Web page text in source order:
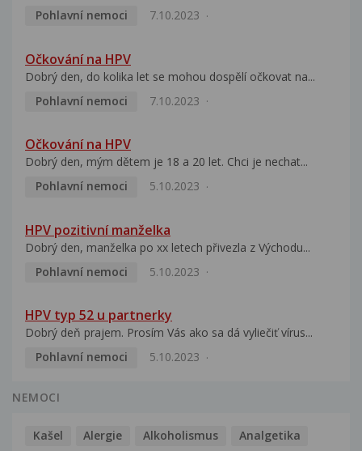
Pohlavní nemoci
7.10.2023
Očkování na HPV
Dobrý den, do kolika let se mohou dospělí očkovat na...
Pohlavní nemoci
7.10.2023
Očkování na HPV
Dobrý den, mým dětem je 18 a 20 let. Chci je nechat...
Pohlavní nemoci
5.10.2023
HPV pozitivní manželka
Dobrý den, manželka po xx letech přivezla z Východu...
Pohlavní nemoci
5.10.2023
HPV typ 52 u partnerky
Dobrý deň prajem. Prosím Vás ako sa dá vyliečiť vírus...
Pohlavní nemoci
5.10.2023
NEMOCI
Kašel Alergie Alkoholismus
Analgetika